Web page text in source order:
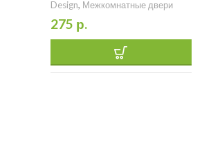
Design, Межкомнатные двери
275 р.